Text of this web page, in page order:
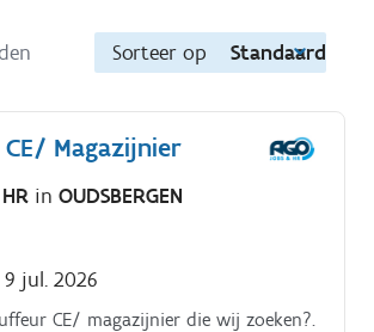
Sorteer op Standaard
Magazijnier
in OUDSBERGEN
jul. 2026
CE/ magazijnier die wij zoeken?.